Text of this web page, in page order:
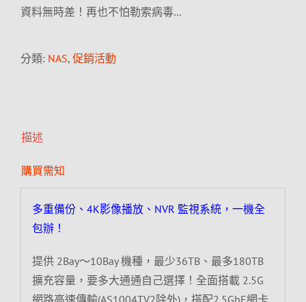
資料無時差！再也不怕勒索病毒…
分類: NAS, 促銷活動
描述
購買需知
多重備份、4K影像播放、NVR 監視系統，一機全
包辦！
提供 2Bay～10Bay 機種，最少36TB、最多180TB
擴充容量，要多大通通自己選擇！全面搭載 2.5G
網路高速傳輸(AS1004TV2除外)，搭配2.5GbE網卡